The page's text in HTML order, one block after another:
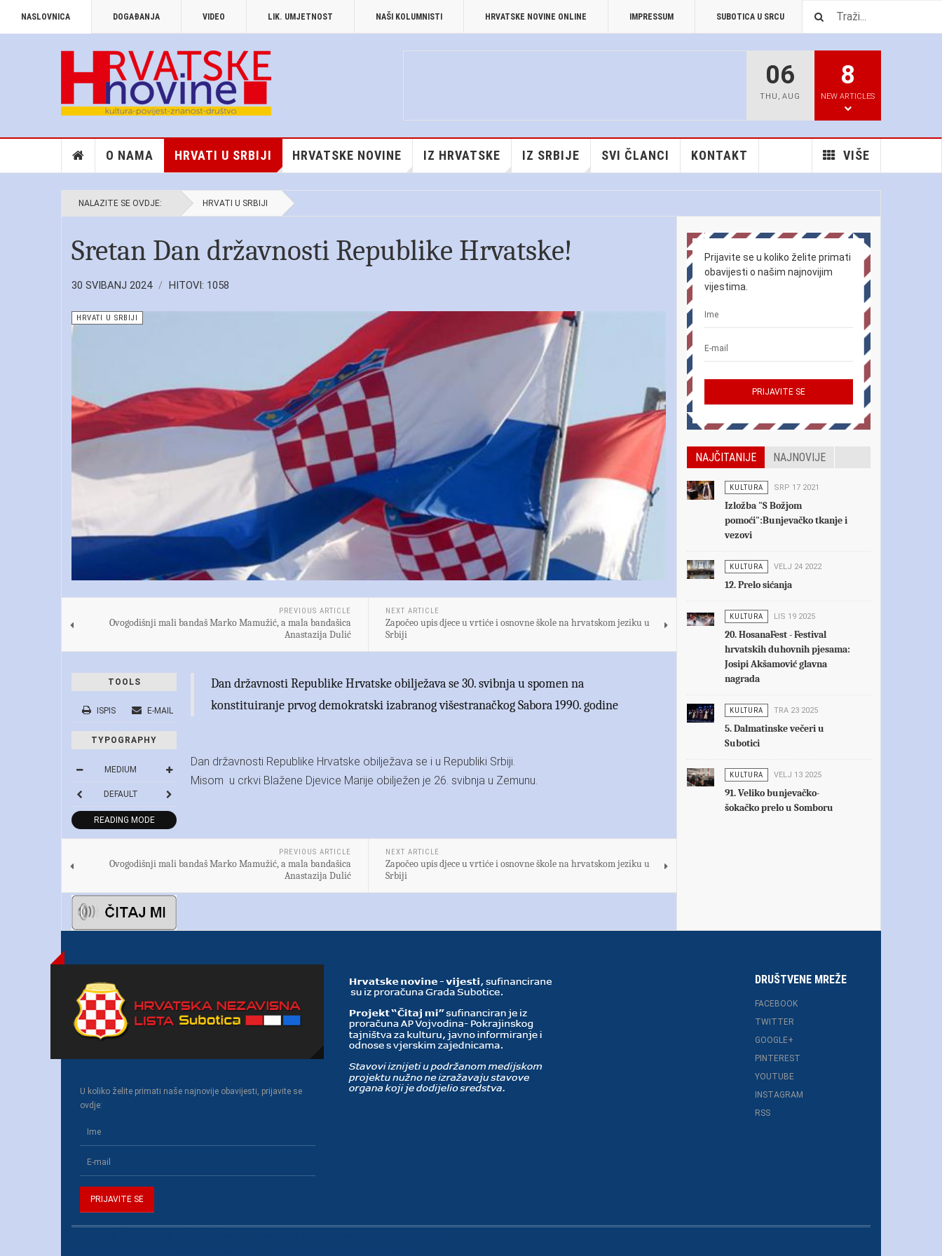
NASLOVNICA DOGAĐANJA VIDEO LIK. UMJETNOST NAŠI KOLUMNISTI HRVATSKE NOVINE ONLINE IMPRESSUM SUBOTICA U SRCU PREUZIMANJA
06
THU , AUG
8
NEW ARTICLES
O NAMA HRVATI U SRBIJI HRVATSKE NOVINE IZ HRVATSKE IZ SRBIJE SVI ČLANCI VIŠE
KONTAKT
NALAZITE SE OVDJE: HRVATI U SRBIJI
Sretan Dan državnosti Republike Hrvatske!
30 SVIBANJ 2024 HITOVI: 1058
HRVATI U SRBIJI
PREVIOUS ARTICLE
Ovogodišnji mali bandaš Marko Mamužić, a mala bandašica
Anastazija Dulić
NEXT ARTICLE
Započeo upis djece u vrtiće i osnovne škole na hrvatskom jeziku u
Srbiji
TOOLS
ISPIS E-MAIL
TYPOGRAPHY
MEDIUM
DEFAULT
READING MODE
Dan državnosti Republike Hrvatske obilježava se 30. svibnja u spomen na
konstituiranje prvog demokratski izabranog višestranačkog Sabora 1990. godine
Dan državnosti Republike Hrvatske obilježava se i u Republiki Srbiji.
Misom u crkvi Blažene Djevice Marije obilježen je 26. svibnja u Zemunu.
PREVIOUS ARTICLE
Ovogodišnji mali bandaš Marko Mamužić, a mala bandašica
Anastazija Dulić
NEXT ARTICLE
Započeo upis djece u vrtiće i osnovne škole na hrvatskom jeziku u
Srbiji
Prijavite se u koliko želite primati
obavijesti o našim najnovijim
vijestima.
NAJČITANIJE NAJNOVIJE
KULTURA SRP 17 2021
Izložba "S Božjom
pomoći":Bunjevačko tkanje i
vezovi
KULTURA VELJ 24 2022
12. Prelo sićanja
KULTURA LIS 19 2025
20. HosanaFest - Festival
hrvatskih duhovnih pjesama:
Josipi Akšamović glavna
nagrada
KULTURA TRA 23 2025
5. Dalmatinske večeri u
Subotici
KULTURA VELJ 13 2025
91. Veliko bunjevačko-
šokačko prelo u Somboru
U koliko želite primati naše najnovije obavijesti, prijavite se
ovdje:
DRUŠTVENE MREŽE
FACEBOOK
TWITTER
GOOGLE+
PINTEREST
YOUTUBE
INSTAGRAM
RSS